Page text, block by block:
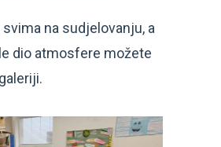
na sudjelovanju, a
dio atmosfere možete